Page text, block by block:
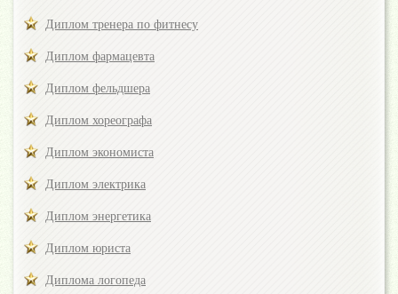
Диплом тренера по фитнесу
Диплом фармацевта
Диплом фельдшера
Диплом хореографа
Диплом экономиста
Диплом электрика
Диплом энергетика
Диплом юриста
Диплома логопеда